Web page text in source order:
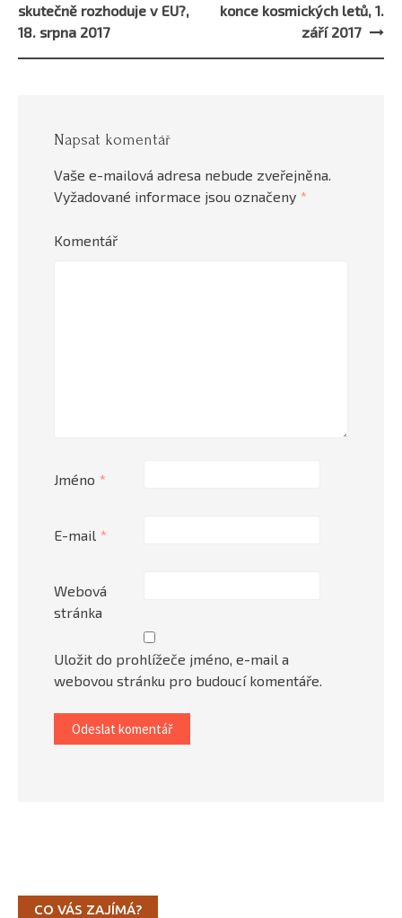
Post
navigation
skutečně rozhoduje v EU?,
18. srpna 2017
konce kosmických letů, 1.
září 2017
Napsat komentář
Vaše e-mailová adresa nebude zveřejněna.
Vyžadované informace jsou označeny *
Komentář
Jméno *
E-mail *
Webová
stránka
Uložit do prohlížeče jméno, e-mail a
webovou stránku pro budoucí komentáře.
CO VÁS ZAJÍMÁ?